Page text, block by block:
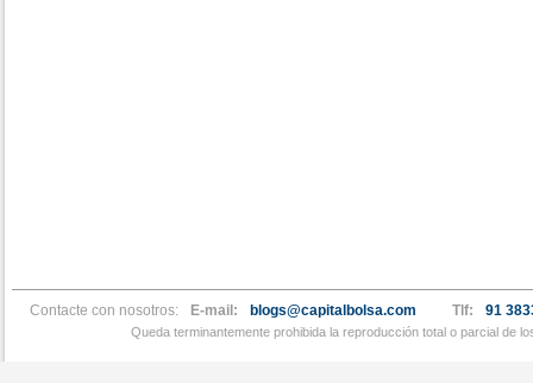
Contacte con nosotros: E-mail: blogs@capitalbolsa.com Tlf: 91
Queda terminantemente prohibida la reproducción total o parcial de